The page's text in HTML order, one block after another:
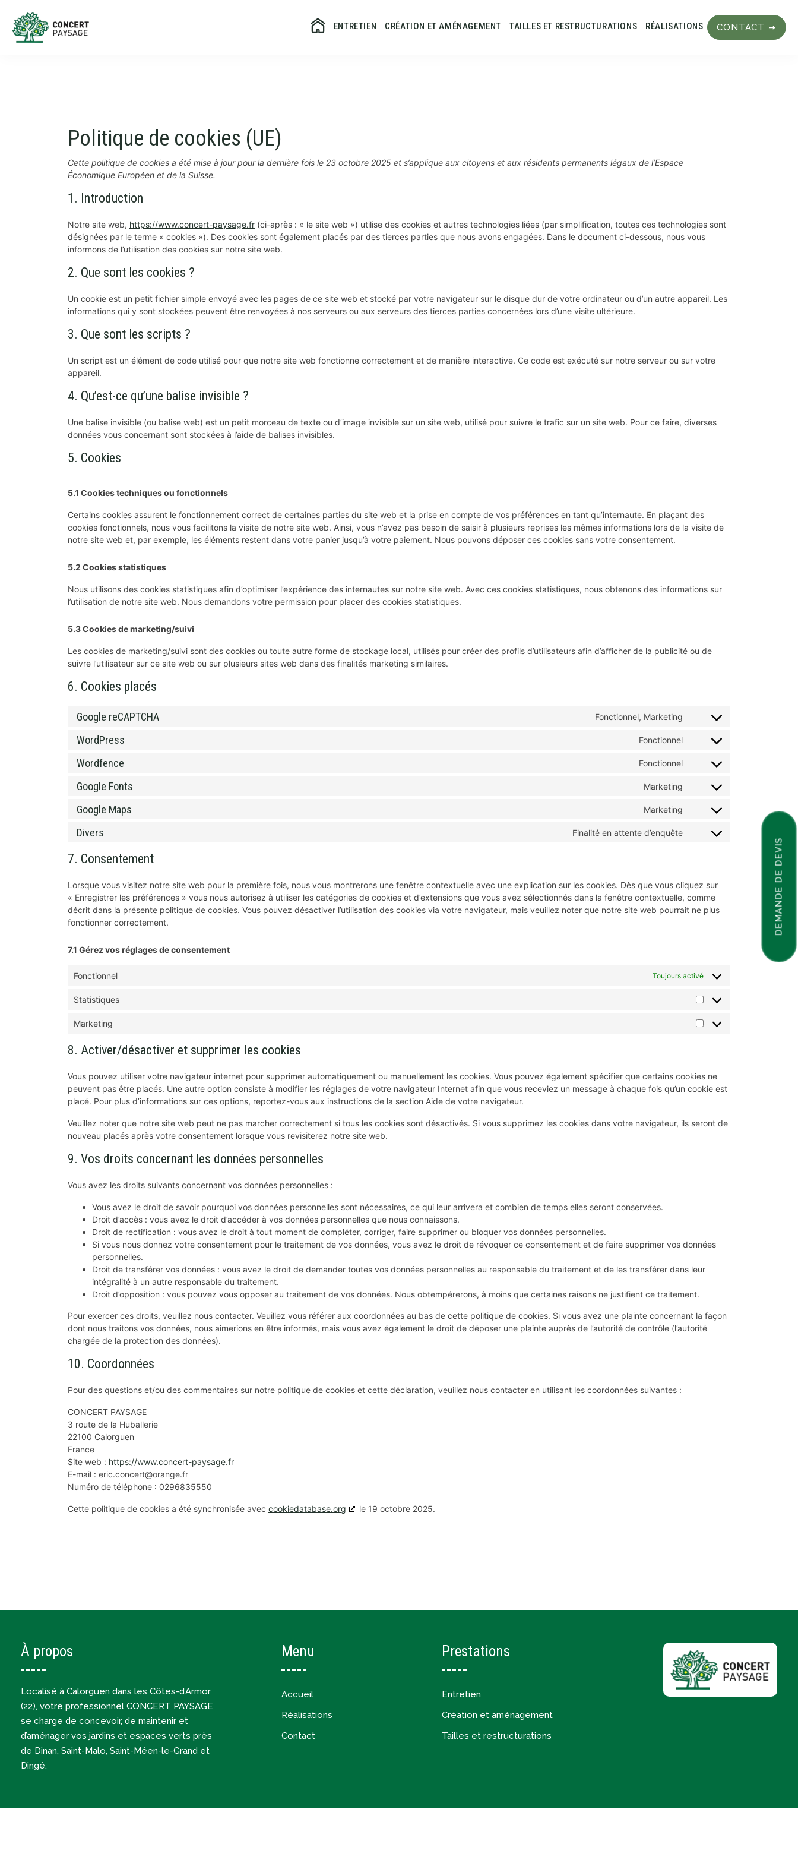
ENTRETIEN CRÉATION ET AMÉNAGEMENT TAILLES ET RESTRUCTURATIONS RÉALISATIONS CONTACT
Politique de cookies (UE)
Cette politique de cookies a été mise à jour pour la dernière fois le 23 octobre 2025 et s’applique aux citoyens et aux résidents permanents légaux de l’Espace
Économique Européen et de la Suisse.
1. Introduction
Notre site web, https://www.concert-paysage.fr (ci-après : « le site web ») utilise des cookies et autres technologies liées (par simplification, toutes ces technologies sont
désignées par le terme « cookies »). Des cookies sont également placés par des tierces parties que nous avons engagées. Dans le document ci-dessous, nous vous
informons de l’utilisation des cookies sur notre site web.
2. Que sont les cookies ?
Un cookie est un petit fichier simple envoyé avec les pages de ce site web et stocké par votre navigateur sur le disque dur de votre ordinateur ou d’un autre appareil. Les
informations qui y sont stockées peuvent être renvoyées à nos serveurs ou aux serveurs des tierces parties concernées lors d’une visite ultérieure.
3. Que sont les scripts ?
Un script est un élément de code utilisé pour que notre site web fonctionne correctement et de manière interactive. Ce code est exécuté sur notre serveur ou sur votre
appareil.
4. Qu’est-ce qu’une balise invisible ?
Une balise invisible (ou balise web) est un petit morceau de texte ou d’image invisible sur un site web, utilisé pour suivre le trafic sur un site web. Pour ce faire, diverses
données vous concernant sont stockées à l’aide de balises invisibles.
5. Cookies
5.1 Cookies techniques ou fonctionnels
Certains cookies assurent le fonctionnement correct de certaines parties du site web et la prise en compte de vos préférences en tant qu’internaute. En plaçant des
cookies fonctionnels, nous vous facilitons la visite de notre site web. Ainsi, vous n’avez pas besoin de saisir à plusieurs reprises les mêmes informations lors de la visite de
notre site web et, par exemple, les éléments restent dans votre panier jusqu’à votre paiement. Nous pouvons déposer ces cookies sans votre consentement.
5.2 Cookies statistiques
Nous utilisons des cookies statistiques afin d’optimiser l’expérience des internautes sur notre site web. Avec ces cookies statistiques, nous obtenons des informations sur
l’utilisation de notre site web. Nous demandons votre permission pour placer des cookies statistiques.
5.3 Cookies de marketing/suivi
Les cookies de marketing/suivi sont des cookies ou toute autre forme de stockage local, utilisés pour créer des profils d’utilisateurs afin d’afficher de la publicité ou de
suivre l’utilisateur sur ce site web ou sur plusieurs sites web dans des finalités marketing similaires.
6. Cookies placés
Google reCAPTCHA Fonctionnel, Marketing
WordPress Fonctionnel
Wordfence Fonctionnel
Google Fonts Marketing
Google Maps Marketing
Divers Finalité en attente d’enquête
7. Consentement
Lorsque vous visitez notre site web pour la première fois, nous vous montrerons une fenêtre contextuelle avec une explication sur les cookies. Dès que vous cliquez sur
« Enregistrer les préférences » vous nous autorisez à utiliser les catégories de cookies et d’extensions que vous avez sélectionnés dans la fenêtre contextuelle, comme
décrit dans la présente politique de cookies. Vous pouvez désactiver l’utilisation des cookies via votre navigateur, mais veuillez noter que notre site web pourrait ne plus
fonctionner correctement.
7.1 Gérez vos réglages de consentement
Fonctionnel Toujours activé
Statistiques
Marketing
8. Activer/désactiver et supprimer les cookies
Vous pouvez utiliser votre navigateur internet pour supprimer automatiquement ou manuellement les cookies. Vous pouvez également spécifier que certains cookies ne
peuvent pas être placés. Une autre option consiste à modifier les réglages de votre navigateur Internet afin que vous receviez un message à chaque fois qu’un cookie est
placé. Pour plus d’informations sur ces options, reportez-vous aux instructions de la section Aide de votre navigateur.
Veuillez noter que notre site web peut ne pas marcher correctement si tous les cookies sont désactivés. Si vous supprimez les cookies dans votre navigateur, ils seront de
nouveau placés après votre consentement lorsque vous revisiterez notre site web.
9. Vos droits concernant les données personnelles
Vous avez les droits suivants concernant vos données personnelles :
Vous avez le droit de savoir pourquoi vos données personnelles sont nécessaires, ce qui leur arrivera et combien de temps elles seront conservées.
Droit d’accès : vous avez le droit d’accéder à vos données personnelles que nous connaissons.
Droit de rectification : vous avez le droit à tout moment de compléter, corriger, faire supprimer ou bloquer vos données personnelles.
Si vous nous donnez votre consentement pour le traitement de vos données, vous avez le droit de révoquer ce consentement et de faire supprimer vos données
personnelles.
Droit de transférer vos données : vous avez le droit de demander toutes vos données personnelles au responsable du traitement et de les transférer dans leur
intégralité à un autre responsable du traitement.
Droit d’opposition : vous pouvez vous opposer au traitement de vos données. Nous obtempérerons, à moins que certaines raisons ne justifient ce traitement.
Pour exercer ces droits, veuillez nous contacter. Veuillez vous référer aux coordonnées au bas de cette politique de cookies. Si vous avez une plainte concernant la façon
dont nous traitons vos données, nous aimerions en être informés, mais vous avez également le droit de déposer une plainte auprès de l’autorité de contrôle (l’autorité
chargée de la protection des données).
10. Coordonnées
Pour des questions et/ou des commentaires sur notre politique de cookies et cette déclaration, veuillez nous contacter en utilisant les coordonnées suivantes :
CONCERT PAYSAGE
3 route de la Huballerie
22100 Calorguen
France
Site web : https://www.concert-paysage.fr
E-mail : eric.concert@orange.fr
Numéro de téléphone : 0296835550
Cette politique de cookies a été synchronisée avec cookiedatabase.org le 19 octobre 2025.
À propos
Localisé à Calorguen dans les Côtes-d’Armor
(22), votre professionnel CONCERT PAYSAGE
se charge de concevoir, de maintenir et
d’aménager vos jardins et espaces verts près
de Dinan, Saint-Malo, Saint-Méen-le-Grand et
Dingé.
Menu
Accueil
Réalisations
Contact
Prestations
Entretien
Création et aménagement
Tailles et restructurations
DEMANDE DE DEVIS